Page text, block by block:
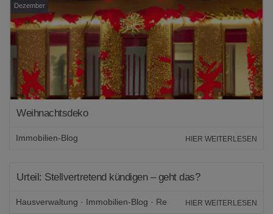
Dezember
Weihnachtsdeko
Immobilien-Blog HIER WEITERLESEN
Urteil: Stellvertretend kündigen – geht das?
Hausverwaltung · Immobilien-Blog · Recht HIER WEITERLESEN